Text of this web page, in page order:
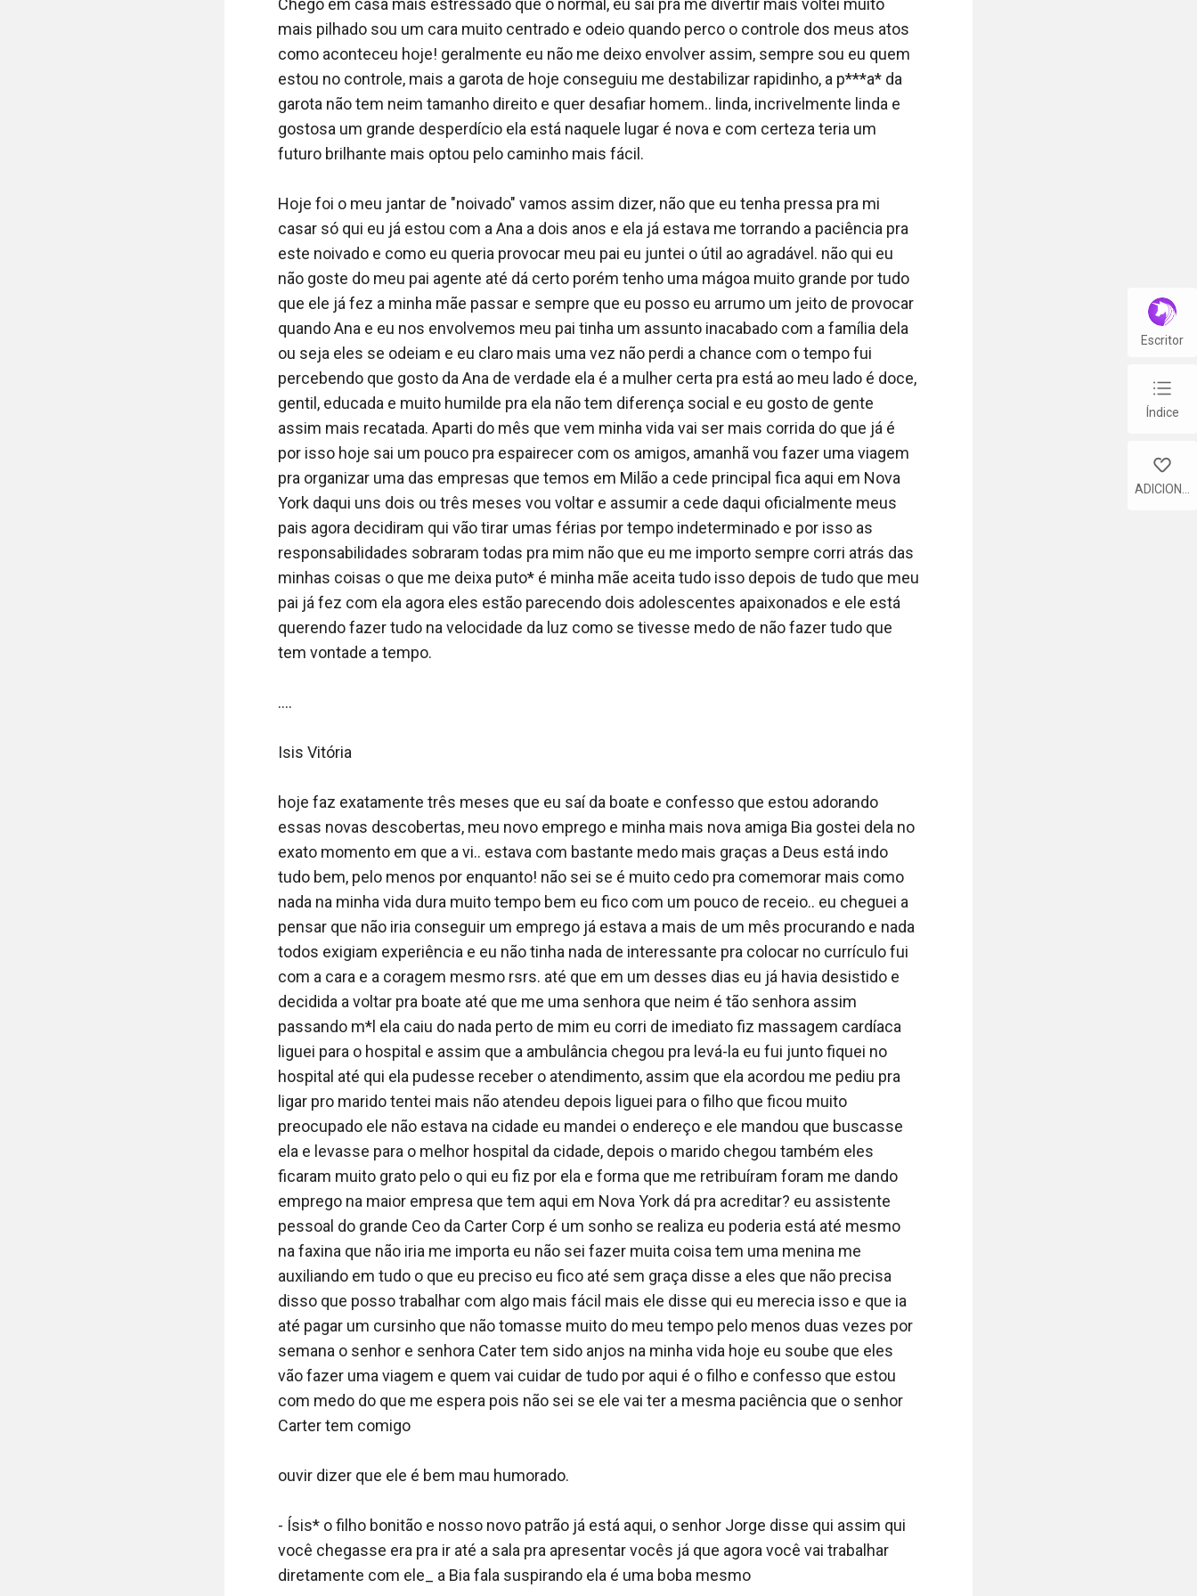
quando já não aguentava mais as posições ele me deitou de ladinho e fizemos mais uma
rodada de sexo intenso a maneira como ele segurava o meu pescoço a voz rouca tudo
nele estava me levando a loucura nós dois estávamos ofegantes, suados, completamente
excitados, depois de alguns minutos chegamos ao clímax juntos, isso mesmo, juntos. Que
conexão foi essa? Eu virei para  o lado completamente exausta depois que ele me soltou.
na minha direção, eu estou tão exausta que nem mesmo me importei eu só preciso tomar
um banho e ir para casa.
Eu estava quase dormindo quando ele saiu do banho com uma toalha na cintura ( gostoso
de mais) ele se vestiu calado e nem olhou para mim. Me levanto com dificuldade já que
meu corpo está todo dolorido quando vou passar ele segura o meu braço.
- Estou saindo, me passa sua conta e o valor que farei a transferência para você.  Eu já
tinha esquecido desse detalhe ele acha que sou mesmo uma garota de programa, já que
eu realmente agi como uma.
- Calma aí bonitão esqueceu que você vai me levar em casa? Não tenho condições,
disposição e muitos menos vontade de ir para casa andando e ónibus só passa daqui duas
horas então me espera aí que já volto. - ele pensa em resmungar mais quando vê a
maneira lenta que eu estou indo ao banheiro ele se cala, ele sabe que não tenho condições
para ir assim. Quando entro no banheiro me assusto um pouco com a figura que vejo no
espelho.
Que selvagem!
com você hoje - ele reclama pela segunda vez, desde que saímos da boate estou andando
devagar devido às dores no corpo.
- Não! Eu não posso andar mais rápido! E isso é culpa sua! Se tá com pressa pode me levar
no colo. - eu olho pra ele com deboche e ele me olha com ódio - Eu não ia achar nada mau,
na verdade, era o mínimo que você deveria fazer após ter me usado tanto._ Tento manter
meu senso de humor, mais assim que termino de falar, sinto o meu coração acelerado. Ele
começa a caminhar na minha direção com tanto ódio! Eu penso que ele vai me carregar
mais, na verdade ele puxa o meu braço e saí me arrastando até o carro eu dou um grito
com o susto e com a dor mais ele me cala somente com o olhar… É Isis',  pelo visto
paciência não é o ponto forte do homem. Ele abre a porta e me joga lá de qualquer jeito.
- Tá maluco cara você não…
- Cala a boca vagabunda* eu estou fazendo demais por você deveria me agradecer por não
te deixar aqui, então não testa a p***a* da minha paciência que eu não tolero deboches! Me
passa logo o endereço e eu quero você caladinha até chegar lá. _ ual o homem c***l e frio
de mais cedo está de volta pelo visto a única versão boa dele é na cama, eu passo o meu
endereço para ele anotado sem nem mesmo abri a boca não to com disposição para
discutir.
Vamos todo o caminho em silêncio e em algum momento eu durmo porque acordo sendo
sacudida com muita brutalidade e percebo que estamos na porta do meu prédio.
- Tá entregue! Agora vaza do meu carro e se me vê novamente algum dia eu nunca existi
para você certo? Não mantenho contato com pessoas como você e nem repito mulheres.
costumo cobrar por isso._ eu acordei tão atordoada que responde sem ver é claro que ele
não vai acreditar em nada do que eu disse e a prova disse é o sorriso de deboche com o
qual ele está me olhando agora.
Chego em casa mais estressado que o normal, eu saí pra me divertir mais voltei muito
mais pilhado sou um cara muito centrado e odeio quando perco o controle dos meus atos
como aconteceu hoje! geralmente eu não me deixo envolver assim, sempre sou eu quem
estou no controle, mais a garota de hoje conseguiu me destabilizar rapidinho, a p***a* da
garota não tem neim tamanho direito e quer desafiar homem.. linda, incrivelmente linda e
gostosa um grande desperdício ela está naquele lugar é nova e com certeza teria um
futuro brilhante mais optou pelo caminho mais fácil.
Hoje foi o meu jantar de "noivado" vamos assim dizer, não que eu tenha pressa pra mi
casar só qui eu já estou com a Ana a dois anos e ela já estava me torrando a paciência pra
este noivado e como eu queria provocar meu pai eu juntei o útil ao agradável. não qui eu
não goste do meu pai agente até dá certo porém tenho uma mágoa muito grande por tudo
que ele já fez a minha mãe passar e sempre que eu posso eu arrumo um jeito de provocar
quando Ana e eu nos envolvemos meu pai tinha um assunto inacabado com a família dela
ou seja eles se odeiam e eu claro mais uma vez não perdi a chance com o tempo fui
percebendo que gosto da Ana de verdade ela é a mulher certa pra está ao meu lado é doce,
gentil, educada e muito humilde pra ela não tem diferença social e eu gosto de gente
assim mais recatada. Aparti do mês que vem minha vida vai ser mais corrida do que já é
por isso hoje sai um pouco pra espairecer com os amigos, amanhã vou fazer uma viagem
pra organizar uma das empresas que temos em Milão a cede principal fica aqui em Nova
York daqui uns dois ou três meses vou voltar e assumir a cede daqui oficialmente meus
pais agora decidiram qui vão tirar umas férias por tempo indeterminado e por isso as
responsabilidades sobraram todas pra mim não que eu me importo sempre corri atrás das
minhas coisas o que me deixa puto* é minha mãe aceita tudo isso depois de tudo que meu
pai já fez com ela agora eles estão parecendo dois adolescentes apaixonados e ele está
querendo fazer tudo na velocidade da luz como se tivesse medo de não fazer tudo que
tem vontade a tempo.
....
Isis Vitória
hoje faz exatamente três meses que eu saí da boate e confesso que estou adorando
essas novas descobertas, meu novo emprego e minha mais nova amiga Bia gostei dela no
exato momento em que a vi.. estava com bastante medo mais graças a Deus está indo
tudo bem, pelo menos por enquanto! não sei se é muito cedo pra comemorar mais como
nada na minha vida dura muito tempo bem eu fico com um pouco de receio.. eu cheguei a
pensar que não iria conseguir um emprego já estava a mais de um mês procurando e nada
todos exigiam experiência e eu não tinha nada de interessante pra colocar no currículo fui
com a cara e a coragem mesmo rsrs. até que em um desses dias eu já havia desistido e
decidida a voltar pra boate até que me uma senhora que neim é tão senhora assim
passando m*l ela caiu do nada perto de mim eu corri de imediato fiz massagem cardíaca
liguei para o hospital e assim que a ambulância chegou pra levá-la eu fui junto fiquei no
hospital até qui ela pudesse receber o atendimento, assim que ela acordou me pediu pra
ligar pro marido tentei mais não atendeu depois liguei para o filho que ficou muito
preocupado ele não estava na cidade eu mandei o endereço e ele mandou que buscasse
ela e levasse para o melhor hospital da cidade, depois o marido chegou também eles
ficaram muito grato pelo o qui eu fiz por ela e forma que me retribuíram foram me dando
emprego na maior empresa que tem aqui em Nova York dá pra acreditar? eu assistente
pessoal do grande Ceo da Carter Corp é um sonho se realiza eu poderia está até mesmo
na faxina que não iria me importa eu não sei fazer muita coisa tem uma menina me
auxiliando em tudo o que eu preciso eu fico até sem graça disse a eles que não precisa
disso que posso trabalhar com algo mais fácil mais ele disse qui eu merecia isso e que ia
até pagar um cursinho que não tomasse muito do meu tempo pelo menos duas vezes por
semana o senhor e senhora Cater tem sido anjos na minha vida hoje eu soube que eles
vão fazer uma viagem e quem vai cuidar de tudo por aqui é o filho e confesso que estou
com medo do que me espera pois não sei se ele vai ter a mesma paciência que o senhor
Carter tem comigo
ouvir dizer que ele é bem mau humorado.
- Ísis* o filho bonitão e nosso novo patrão já está aqui, o senhor Jorge disse qui assim qui
você chegasse era pra ir até a sala pra apresentar vocês já que agora você vai trabalhar
diretamente com ele_ a Bia fala suspirando ela é uma boba mesmo
Escritor
chap_list
Índice
like
ADICIONA